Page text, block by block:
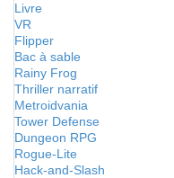
Livre
VR
Flipper
Bac à sable
Rainy Frog
Thriller narratif
Metroidvania
Tower Defense
Dungeon RPG
Rogue-Lite
Hack-and-Slash